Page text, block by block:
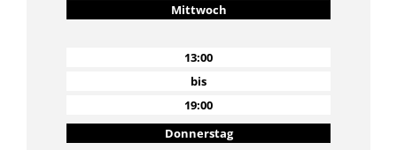
Mittwoch
13:00
bis
19:00
Donnerstag